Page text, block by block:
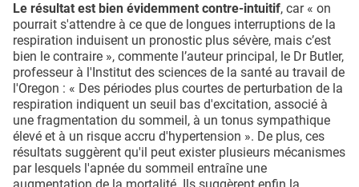
Le résultat est bien évidemment contre-intuitif, car « on
pourrait s'attendre à ce que de longues interruptions de la
respiration induisent un pronostic plus sévère, mais c’est
bien le contraire », commente l’auteur principal, le Dr Butler,
professeur à l'Institut des sciences de la santé au travail de
l'Oregon : « Des périodes plus courtes de perturbation de la
respiration indiquent un seuil bas d'excitation, associé à
une fragmentation du sommeil, à un tonus sympathique
élevé et à un risque accru d'hypertension ». De plus, ces
résultats suggèrent qu'il peut exister plusieurs mécanismes
par lesquels l'apnée du sommeil entraîne une